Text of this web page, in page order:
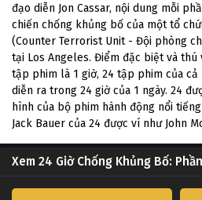
đạo diễn Jon Cassar, nội dung mỗi
chiến chống khủng bố của một tổ
(Counter Terrorist Unit - Đội phòng
tại Los Angeles. Điểm đặc biệt và
tập phim là 1 giờ, 24 tập phim của
diễn ra trong 24 giờ của 1 ngày. 24
hình của bộ phim hành động nổi
Jack Bauer của 24 được ví như John
Xem 24 Giờ Chống Khủng Bố: